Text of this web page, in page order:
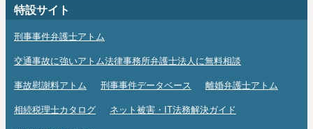
特設サイト
刑事事件弁護士アトム
交通事故に強いアトム法律事務所弁護士法人に無料相談
事故慰謝料アトム 刑事事件データベース 離婚弁護士アトム
相続税理士カタログ ネット被害・IT法務解決ガイド